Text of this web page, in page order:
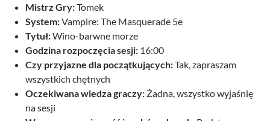
Mistrz Gry:Tomek
System:Vampire: The Masquerade 5e
Tytuł:Wino-barwne morze
Godzina rozpoczęcia sesji: 16:00
Czy przyjazne dla początkujących:Tak, zapraszam
wszystkich chętnych
Oczekiwana wiedza graczy: Żadna, wszystko wyjaśnię
na sesji